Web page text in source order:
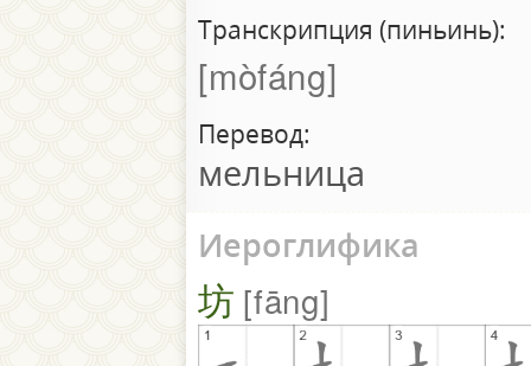
Транскрипция (пиньинь):
mòfáng
Перевод:
мельница
Иероглифика
坊 fāng